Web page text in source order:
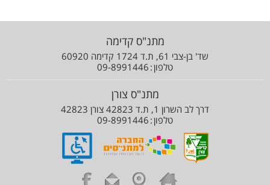
מתנ"ס קדימה
שד' בן-צבי 61, ת.ד 1724 קדימה 60920
טלפון 09-8991446
מתנ"ס צורן
דרך לב השרון 1, ת.ד 42823 צורן 42823
טלפון 09-8991446